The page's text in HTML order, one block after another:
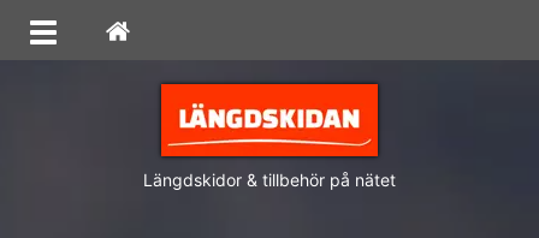
Längdskidor & tillbehör på nätet